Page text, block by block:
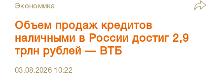
Экономика
Объем продаж кредитов
наличными в России достиг 2,9
трлн рублей — ВТБ
03.08.2026 10:22